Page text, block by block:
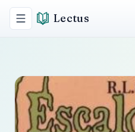
Alternar menú
Lectus